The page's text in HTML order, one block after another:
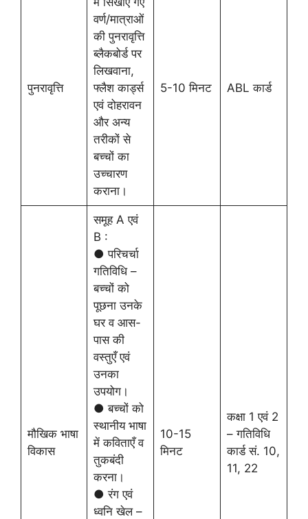
पुनरावृत्ति
वर्ण/मात्राओं
की पुनरावृत्ति
ब्लैकबोर्ड पर
लिखवाना,
फ्लैश कार्ड्स
एवं दोहरावन
और अन्य
तरीकों से
बच्चों का
उच्चारण
कराना।
5-10 मिनट ABL कार्ड
मौखिक भाषा
विकास
समूह A एवं
B :
● परिचर्चा
गतिविधि –
बच्चों को
पूछना उनके
घर व आस-
पास की
वस्तुएँ एवं
उनका
उपयोग।
● बच्चों को
स्थानीय भाषा
में कविताएँ व
तुकबंदी
करना।
● रंग एवं
ध्वनि खेल –
10-15
मिनट
कक्षा 1 एवं 2
– गतिविधि
कार्ड सं. 10,
11, 22